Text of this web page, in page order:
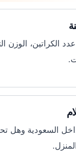
الكراتين، الوزن
السعودية وهل